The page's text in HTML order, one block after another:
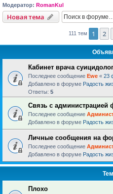
Модератор: RomanKul
Новая тема
111 тем 1 2
Кабинет врача
Последнее сообщение Ewe « 23
Добавлено в форуме Радость
Ответы: 5
Связь с администрацией
Последнее сообщение
Добавлено в форуме Радость
Личные сообщения на
Последнее сообщение
Добавлено в форуме Радость
Плохо